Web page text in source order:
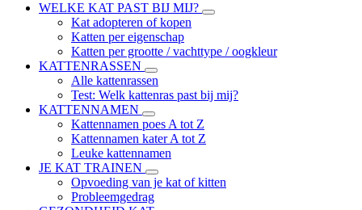
WELKE KAT PAST BIJ MIJ?
Kat adopteren of kopen
Katten per eigenschap
Katten per grootte / vachttype / oogkleur
KATTENRASSEN
Alle kattenrassen
Test: Welk kattenras past bij mij?
KATTENNAMEN
Kattennamen poes A tot Z
Kattennamen kater A tot Z
Leuke kattennamen
JE KAT TRAINEN
Opvoeding van je kat of kitten
Probleemgedrag